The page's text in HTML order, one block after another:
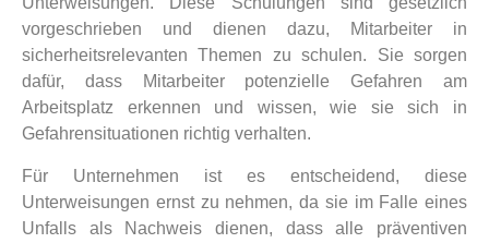
vorgeschrieben und dienen dazu, Mitarbeiter in
sicherheitsrelevanten Themen zu schulen. Sie sorgen
dafür, dass Mitarbeiter potenzielle Gefahren am
Arbeitsplatz erkennen und wissen, wie sie sich in
Gefahrensituationen richtig verhalten.
Für Unternehmen ist es entscheidend, diese
Unterweisungen ernst zu nehmen, da sie im Falle eines
Unfalls als Nachweis dienen, dass alle präventiven